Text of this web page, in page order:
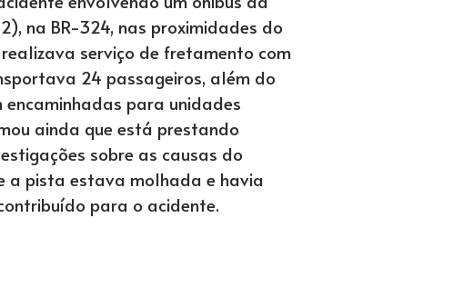
na BR-324, nas proximidades do
serviço de fretamento com
24 passageiros, além do
para unidades
ainda que está prestando
sobre as causas do
a pista estava molhada e havia
para o acidente.